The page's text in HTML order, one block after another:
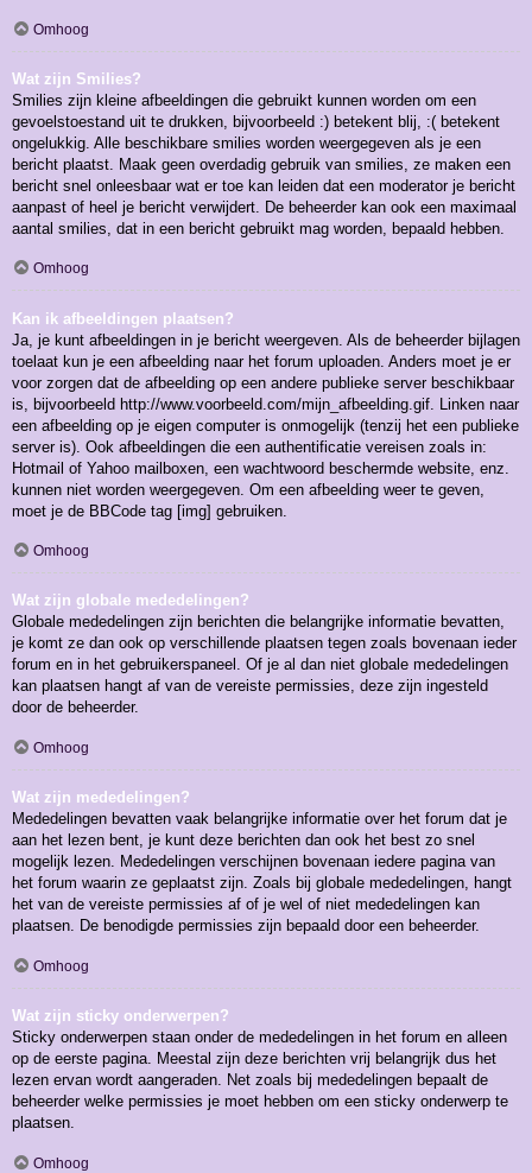
Omhoog
Wat zijn Smilies?
Smilies zijn kleine afbeeldingen die gebruikt kunnen worden om een
gevoelstoestand uit te drukken, bijvoorbeeld :) betekent blij, :( betekent
ongelukkig. Alle beschikbare smilies worden weergegeven als je een
bericht plaatst. Maak geen overdadig gebruik van smilies, ze maken een
bericht snel onleesbaar wat er toe kan leiden dat een moderator je bericht
aanpast of heel je bericht verwijdert. De beheerder kan ook een maximaal
aantal smilies, dat in een bericht gebruikt mag worden, bepaald hebben.
Omhoog
Kan ik afbeeldingen plaatsen?
Ja, je kunt afbeeldingen in je bericht weergeven. Als de beheerder bijlagen
toelaat kun je een afbeelding naar het forum uploaden. Anders moet je er
voor zorgen dat de afbeelding op een andere publieke server beschikbaar
is, bijvoorbeeld http://www.voorbeeld.com/mijn_afbeelding.gif. Linken naar
een afbeelding op je eigen computer is onmogelijk (tenzij het een publieke
server is). Ook afbeeldingen die een authentificatie vereisen zoals in:
Hotmail of Yahoo mailboxen, een wachtwoord beschermde website, enz.
kunnen niet worden weergegeven. Om een afbeelding weer te geven,
moet je de BBCode tag [img] gebruiken.
Omhoog
Wat zijn globale mededelingen?
Globale mededelingen zijn berichten die belangrijke informatie bevatten,
je komt ze dan ook op verschillende plaatsen tegen zoals bovenaan ieder
forum en in het gebruikerspaneel. Of je al dan niet globale mededelingen
kan plaatsen hangt af van de vereiste permissies, deze zijn ingesteld
door de beheerder.
Omhoog
Wat zijn mededelingen?
Mededelingen bevatten vaak belangrijke informatie over het forum dat je
aan het lezen bent, je kunt deze berichten dan ook het best zo snel
mogelijk lezen. Mededelingen verschijnen bovenaan iedere pagina van
het forum waarin ze geplaatst zijn. Zoals bij globale mededelingen, hangt
het van de vereiste permissies af of je wel of niet mededelingen kan
plaatsen. De benodigde permissies zijn bepaald door een beheerder.
Omhoog
Wat zijn sticky onderwerpen?
Sticky onderwerpen staan onder de mededelingen in het forum en alleen
op de eerste pagina. Meestal zijn deze berichten vrij belangrijk dus het
lezen ervan wordt aangeraden. Net zoals bij mededelingen bepaalt de
beheerder welke permissies je moet hebben om een sticky onderwerp te
plaatsen.
Omhoog